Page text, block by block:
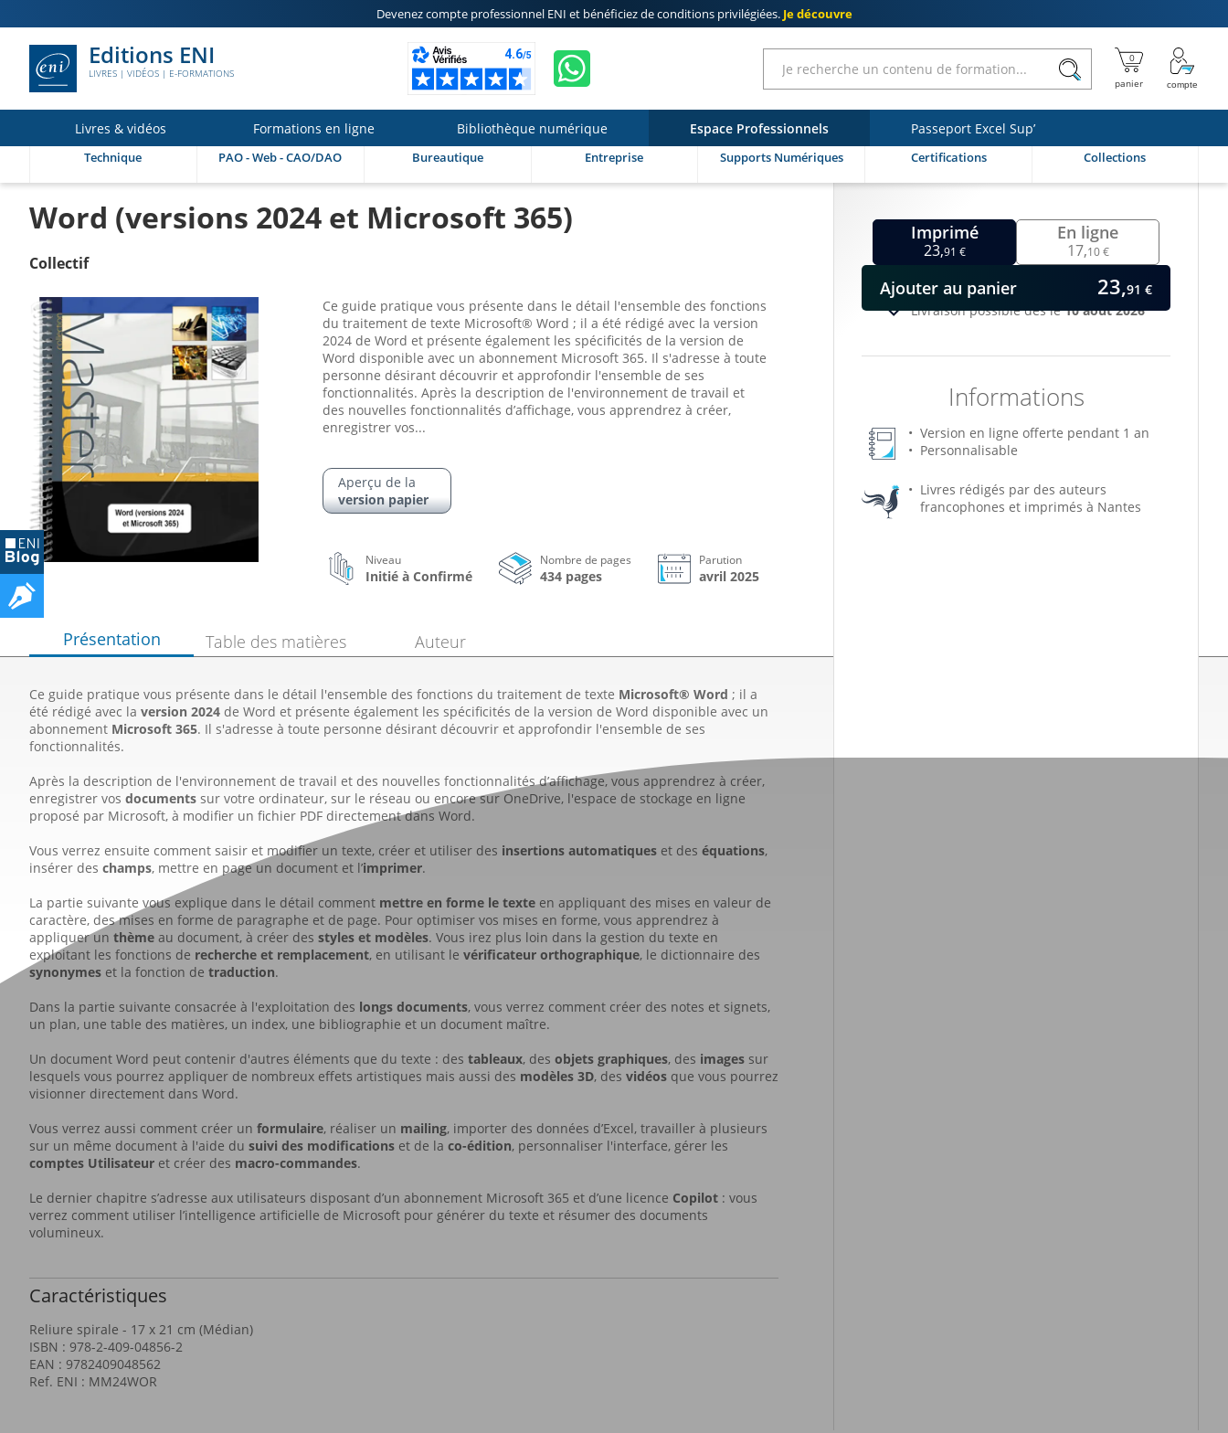
Devenez compte professionnel ENI et bénéficiez deconditions privilégiées. Je découvre
Editions ENI
LIVRES | VIDÉOS | E-FORMATIONS
Livres & vidéos Formations en ligne Bibliothèque numérique Espace Professionnels Passeport Excel Sup’
Technique PAO - Web - CAO/DAO Bureautique Entreprise Supports Numériques Certifications Collections
Word (versions 2024 et Microsoft 365)
Collectif
Imprimé
23,91 €
Informations
Livraison possible dès le10 août 2026
Version en ligne offerte pendant 1 an
Personnalisable
Livres rédigés par des auteurs
francophones et imprimés à Nantes
En ligne
17,10 €
Ajouter au panier 23,91 €
Ce guide pratique vous présente dans le détail l'ensemble des fonctions
du traitement de texte Microsoft® Word ; il a été rédigé avec la version
2024 de Word et présente également les spécificités de la version de
Word disponible avec un abonnement Microsoft 365. Il s'adresse à toute
personne désirant découvrir et approfondir l'ensemble de ses
fonctionnalités. Après la description de l'environnement de travail et
des nouvelles fonctionnalités d’affichage, vous apprendrez à créer,
enregistrer vos...
Aperçu de la
version papier
Niveau
Initié à Confirmé
Nombre de pages
434 pages
Parution
avril 2025
Présentation
Ce guide pratique vous présente dans le détail l'ensemble des fonctions du traitement de texte Microsoft® Word ; il a
été rédigé avec la version 2024 de Word et présente également les spécificités de la version de Word disponible avec un
abonnement Microsoft 365. Il s'adresse à toute personne désirant découvrir et approfondir l'ensemble de ses
fonctionnalités.
Après la description de l'environnement de travail et des nouvelles fonctionnalités d’affichage, vous apprendrez à créer,
enregistrer vos documents sur votre ordinateur, sur le réseau ou encore sur OneDrive, l'espace de stockage en ligne
proposé par Microsoft, à modifier un fichier PDF directement dans Word.
Vous verrez ensuite comment saisir et modifier un texte, créer et utiliser des insertions automatiques et des équations,
insérer des champs, mettre en page un document et l’imprimer.
La partie suivante vous explique dans le détail comment mettre en forme le texte en appliquant des mises en valeur de
caractère, des mises en forme de paragraphe et de page. Pour optimiser vos mises en forme, vous apprendrez à
appliquer un thème au document, à créer des styles et modèles. Vous irez plus loin dans la gestion du texte en
exploitant les fonctions de recherche et remplacement, en utilisant le vérificateur orthographique, le dictionnaire des
synonymes et la fonction de traduction.
Dans la partie suivante consacrée à l'exploitation des longs documents, vous verrez comment créer des notes et signets,
un plan, une table des matières, un index, une bibliographie et un document maître.
Un document Word peut contenir d'autres éléments que du texte : des tableaux, des objets graphiques, des images sur
lesquels vous pourrez appliquer de nombreux effets artistiques mais aussi des modèles 3D, des vidéos que vous pourrez
visionner directement dans Word.
Vous verrez aussi comment créer un formulaire, réaliser un mailing, importer des données d’Excel, travailler à plusieurs
sur un même document à l'aide du suivi des modifications et de la co-édition, personnaliser l'interface, gérer les
comptes Utilisateur et créer des macro-commandes.
Le dernier chapitre s’adresse aux utilisateurs disposant d’un abonnement Microsoft 365 et d’une licence Copilot : vous
verrez comment utiliser l’intelligence artificielle de Microsoft pour générer du texte et résumer des documents
volumineux.
Caractéristiques
Reliure spirale - 17 x 21 cm (Médian)
ISBN : 978-2-409-04856-2
EAN : 9782409048562
Ref. ENI : MM24WOR
Table des matières Auteur